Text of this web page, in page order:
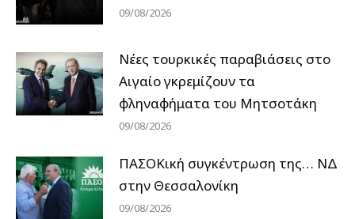
09/08/2026
Νέες τουρκικές παραβιάσεις στο
Αιγαίο γκρεμίζουν τα
φληναφήματα του Μητσοτάκη
09/08/2026
ΠΑΣΟΚική συγκέντρωση της… ΝΔ
στην Θεσσαλονίκη
09/08/2026